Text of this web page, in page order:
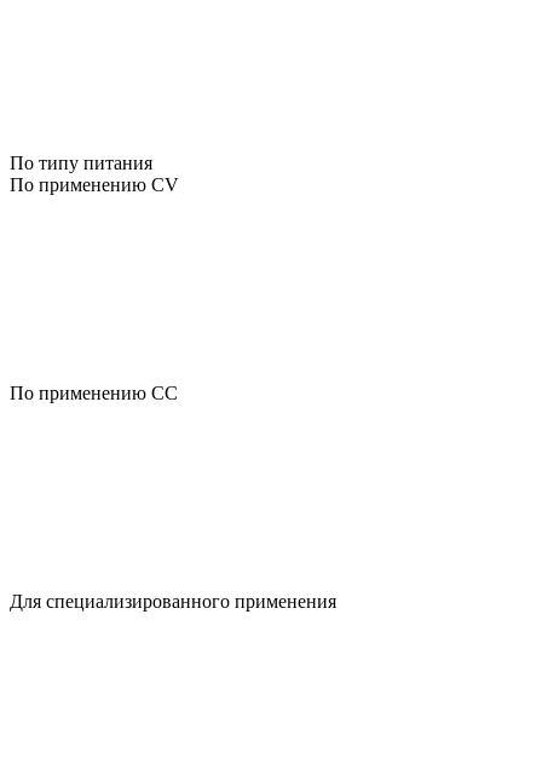
По типу питания
По применению CV
По применению CC
Для специализированного применения